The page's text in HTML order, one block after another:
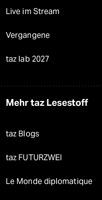
Live im Stream
Vergangene
taz lab 2027
Mehr taz Lesestoff
taz Blogs
taz FUTURZWEI
Le Monde diplomatique